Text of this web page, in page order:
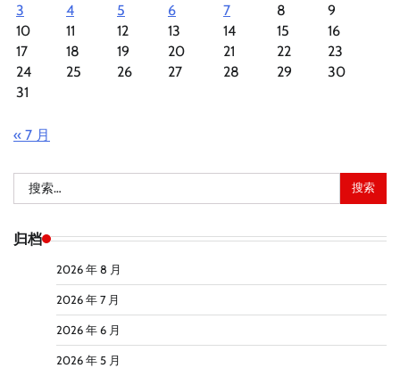
3
4 5 6 7 8
9
10
11 12 13 14 15
16
17
18 19 20 21 22
23
24
25 26 27 28 29
30
31
« 7 月
索：
归档
2026 年 8 月
2026 年 7 月
2026 年 6 月
2026 年 5 月